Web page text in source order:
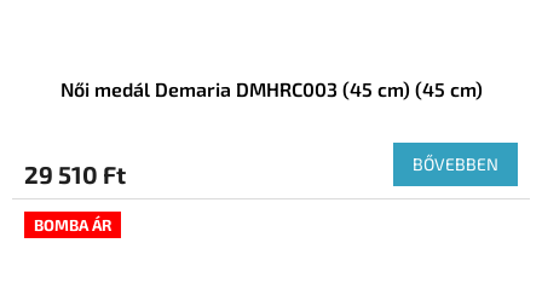
Női medál Demaria DMHRC003 (45 cm) (45 cm)
29 510 Ft BŐVEBBEN
BOMBA ÁR